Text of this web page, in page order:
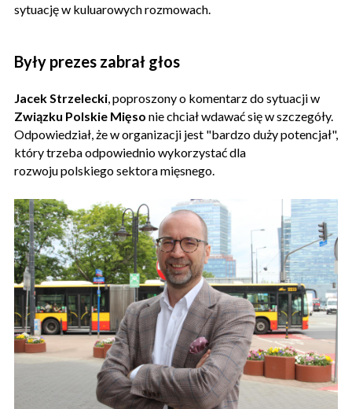
sytuację w kuluarowych rozmowach.
Były prezes zabrał głos
Jacek Strzelecki, poproszony o komentarz do sytuacji w
Związku Polskie Mięso nie chciał wdawać się w szczegóły.
Odpowiedział, że w organizacji jest "bardzo duży potencjał",
który trzeba odpowiednio wykorzystać dla
rozwoju polskiego sektora mięsnego.